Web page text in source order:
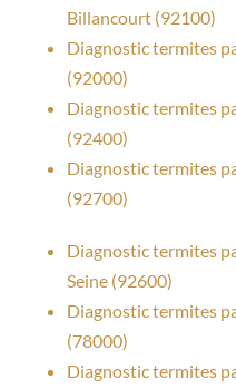
Billancourt (92100)
Diagnostic termites
(92000)
Diagnostic termites
(92400)
Diagnostic termites
(92700)
Diagnostic termites
Seine (92600)
Diagnostic termites
(78000)
Diagnostic termites